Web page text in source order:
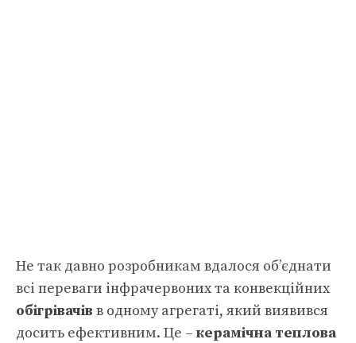
Не так давно розробникам вдалося об’єднати
всі переваги інфрачервоних та конвекційних
обігрівачів в одному агрегаті, який виявився
досить ефективним. Це – керамічна теплова